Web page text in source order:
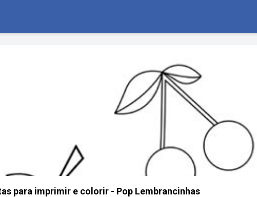
para imprimir e colorir - Pop Lembrancinhas